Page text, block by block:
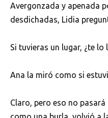
Avergonzada y apenada
desdichadas, Lidia
Si tuvieras un lugar, ¿te lo
Ana la miró como si
Claro, pero eso no